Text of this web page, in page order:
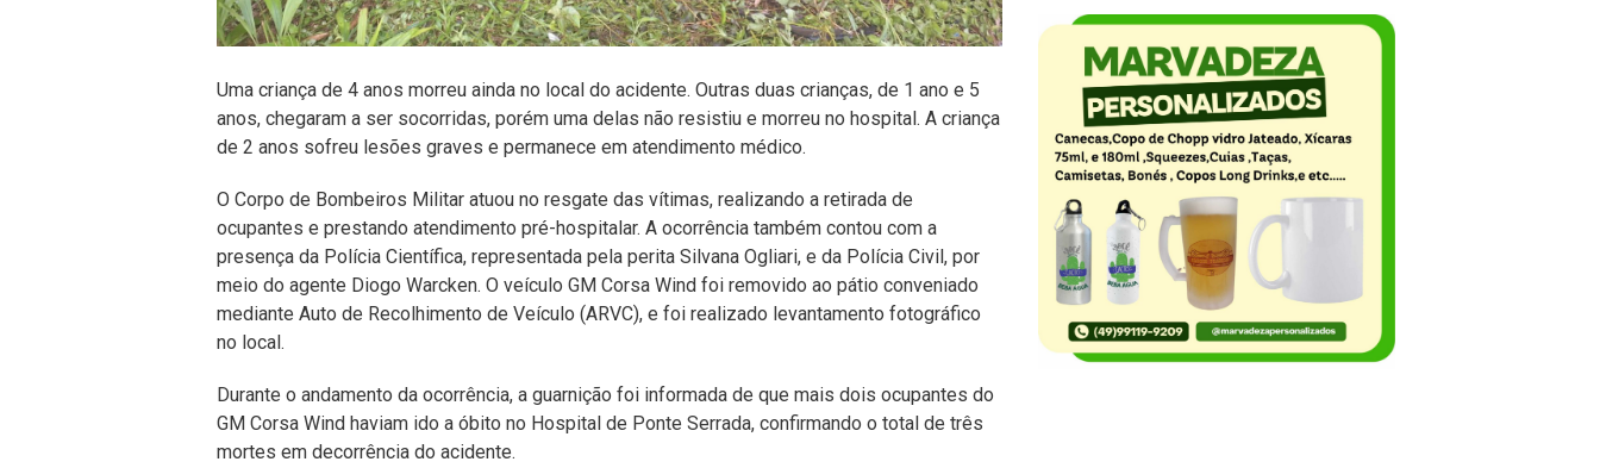
Uma criança de 4 anos morreu ainda no local do acidente. Outras duas crianças, de 1 ano e 5
anos, chegaram a ser socorridas, porém uma delas não resistiu e morreu no hospital. A criança
de 2 anos sofreu lesões graves e permanece em atendimento médico.
O Corpo de Bombeiros Militar atuou no resgate das vítimas, realizando a retirada de
ocupantes e prestando atendimento pré-hospitalar. A ocorrência também contou com a
presença da Polícia Científica, representada pela perita Silvana Ogliari, e da Polícia Civil, por
meio do agente Diogo Warcken. O veículo GM Corsa Wind foi removido ao pátio conveniado
mediante Auto de Recolhimento de Veículo (ARVC), e foi realizado levantamento fotográfico
no local.
Durante o andamento da ocorrência, a guarnição foi informada de que mais dois ocupantes do
GM Corsa Wind haviam ido a óbito no Hospital de Ponte Serrada, confirmando o total de três
mortes em decorrência do acidente.